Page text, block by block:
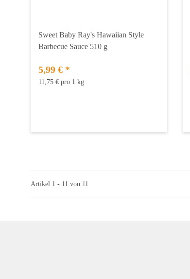
Sweet Baby Ray's Hawaiian Style
Barbecue Sauce 510 g
5,99 € *
11,75 € pro 1 kg
Artikel 1 - 11 von 11